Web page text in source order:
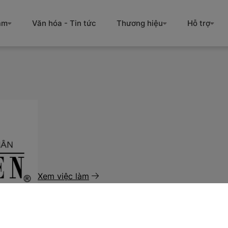
Văn hóa - Tin tức Thương hiệu Hỗ trợ
Xem việc làm